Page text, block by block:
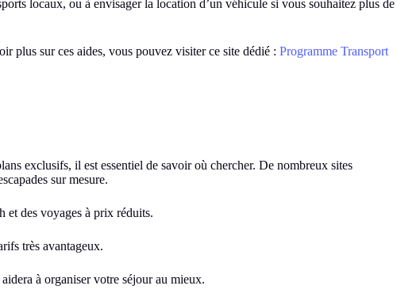
locaux, ou à envisager la location d’un véhicule si vous souhaitez plus de
plus sur ces aides, vous pouvez visiter ce site dédié : Programme Transport
exclusifs, il est essentiel de savoir où chercher. De nombreux sites
sur mesure.
et des voyages à prix réduits.
très avantageux.
à organiser votre séjour au mieux.